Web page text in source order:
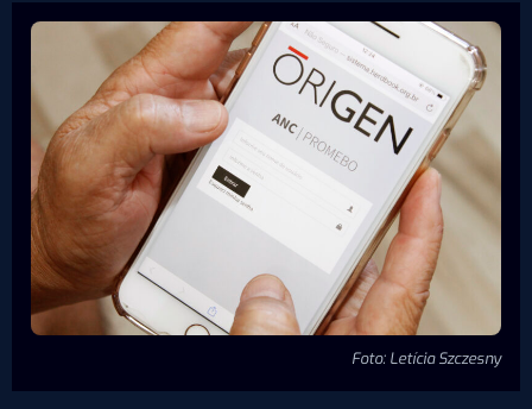
Foto: Letícia Szczesny